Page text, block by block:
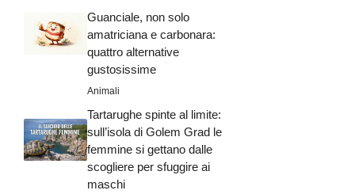
Guanciale, non solo
amatriciana e carbonara:
quattro alternative
gustosissime
Animali
Tartarughe spinte al limite:
sull’isola di Golem Grad le
femmine si gettano dalle
scogliere per sfuggire ai
maschi